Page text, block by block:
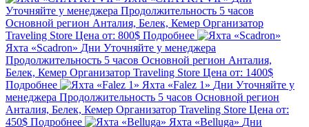
Уточняйте у менеджера Продолжительность 5 часов
Основной регион Анталия, Белек, Кемер Организатор
Traveling Store Цена от: 800$ Подробнее
Яхта «Scadron» Дни Уточняйте у менеджера
Продолжительность 5 часов Основной регион Анталия,
Белек, Кемер Организатор Traveling Store Цена от: 1400$
Подробнее
Яхта «Falez 1» Дни Уточняйте у
менеджера Продолжительность 5 часов Основной регион
Анталия, Белек, Кемер Организатор Traveling Store Цена от:
450$ Подробнее Яхта «Belluga» Дни